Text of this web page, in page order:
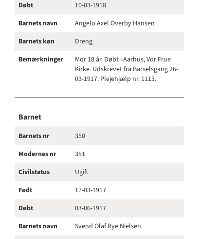
Døbt
10-03-1918
Barnets navn
Angelo Axel Overby Hansen
Barnets køn
Dreng
Bemærkninger
Mor 18 år. Døbt i Aarhus, Vor Frue
Kirke. Udskrevet fra Barselsgang 26-
03-1917. Plejehjælp nr. 1113.
Barnet
Barnets nr
350
Modernes nr
351
Civilstatus
Ugift
Født
17-03-1917
Døbt
03-06-1917
Barnets navn
Svend Olaf Rye Nielsen